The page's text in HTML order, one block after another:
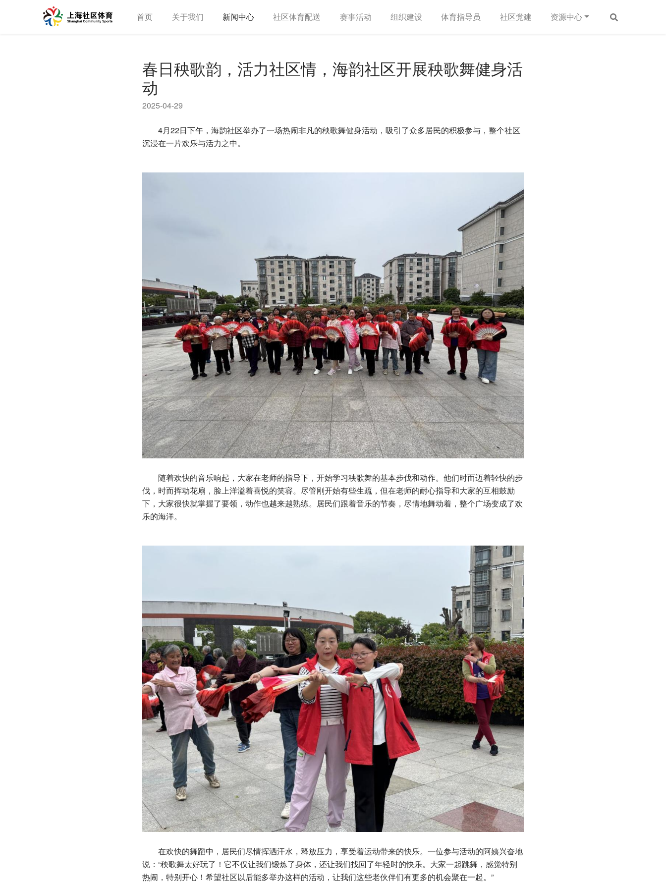
首页 关于我们 新闻中心 社区体育配送 赛事活动 组织建设 体育指导员 社区党建 资源中心
春日秧歌韵，活力社区情，海韵社区开展秧歌舞健身活
动
2025-04-29
4月22日下午，海韵社区举办了一场热闹非凡的秧歌舞健身活动，吸引了众多居民的积极参与，整个社区
沉浸在一片欢乐与活力之中。
随着欢快的音乐响起，大家在老师的指导下，开始学习秧歌舞的基本步伐和动作。他们时而迈着轻快的步
伐，时而挥动花扇，脸上洋溢着喜悦的笑容。尽管刚开始有些生疏，但在老师的耐心指导和大家的互相鼓励
下，大家很快就掌握了要领，动作也越来越熟练。居民们跟着音乐的节奏，尽情地舞动着，整个广场变成了欢
乐的海洋。
在欢快的舞蹈中，居民们尽情挥洒汗水，释放压力，享受着运动带来的快乐。一位参与活动的阿姨兴奋地
说：“秧歌舞太好玩了！它不仅让我们锻炼了身体，还让我们找回了年轻时的快乐。大家一起跳舞，感觉特别
热闹，特别开心！希望社区以后能多举办这样的活动，让我们这些老伙伴们有更多的机会聚在一起。”